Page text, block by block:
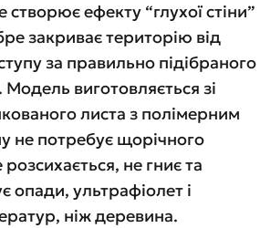
створює ефекту “глухої стіни”
закриває територію від
за правильно підібраного
виготовляється зі
листа з полімерним
не потребує щорічного
не гниє та
опади, ультрафіолет і
ніж деревина.